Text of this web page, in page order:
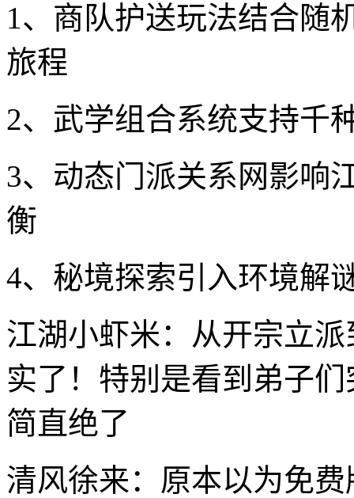
1、商队护送玩法结合随
旅程
2、武学组合系统支持千
3、动态门派关系网影响
衡
4、秘境探索引入环境解
江湖小虾米：从开宗立
实了！特别是看到弟子
简直绝了
清风徐来：原本以为免